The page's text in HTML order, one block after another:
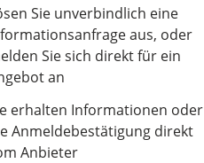
Sie unverbindlich eine
aus, oder
Sie sich direkt für ein
an
erhalten Informationen oder
Anmeldebestätigung direkt
Anbieter